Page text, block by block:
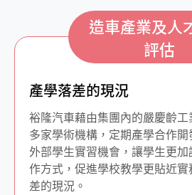
造車產業及人
評估
產學落差的現況
裕隆汽車藉由集團內的嚴慶齡
多家學術機構，定期產學合作
外部學生實習機會，讓學生更
作方式，促進學校教學更貼近
差的現況。